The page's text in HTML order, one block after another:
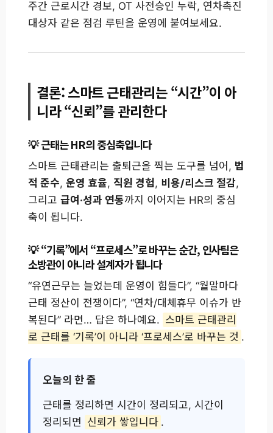
주간 근로시간 경보, OT 사전승인 누락, 연차촉진
대상자 같은 점검 루틴을 운영에 붙여보세요.
결론: 스마트 근태관리는 “시간”이 아
니라 “신뢰”를 관리한다
근태는 HR의 중심축입니다
스마트 근태관리는 출퇴근을 찍는 도구를 넘어, 법
적 준수, 운영 효율, 직원 경험, 비용/리스크 절감,
그리고 급여·성과 연동까지 이어지는 HR의 중심
축이 됩니다.
“기록”에서 “프로세스”로 바꾸는 순간, 인사팀은
소방관이 아니라 설계자가 됩니다
“유연근무는 늘었는데 운영이 힘들다”, “월말마다
근태 정산이 전쟁이다”, “연차/대체휴무 이슈가 반
복된다” 라면… 답은 하나예요. 스마트 근태관리
로 근태를 ‘기록’이 아니라 ‘프로세스’로 바꾸는 것 .
오늘의 한 줄
근태를 정리하면 시간이 정리되고, 시간이
정리되면 신뢰가 쌓입니다 .